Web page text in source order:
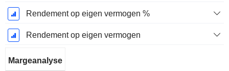
Rendement op eigen vermogen %
Rendement op eigen vermogen
Margeanalyse